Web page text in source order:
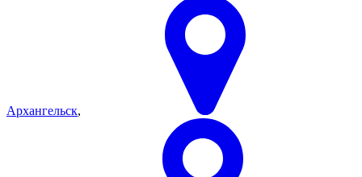
Архангельск,